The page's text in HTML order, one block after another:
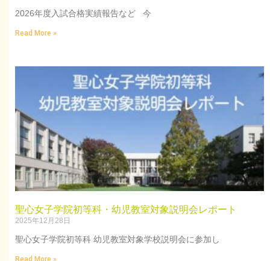
2026年度入試合格実績報告など 今
Read More »
聖心女子学院初等科・幼児教室対象説明会レポート
2025年12月28日
聖心女子学院初等科 幼児教室対象学校説明会に参加し
Read More »